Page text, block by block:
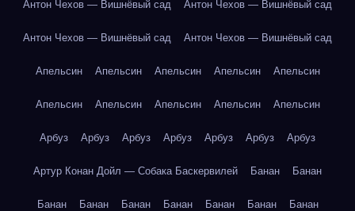
Антон Чехов — Вишнёвый сад Антон Чехов — Вишнёвый сад
Антон Чехов — Вишнёвый сад Антон Чехов — Вишнёвый сад
Апельсин Апельсин Апельсин Апельсин Апельсин
Апельсин Апельсин Апельсин Апельсин Апельсин
Арбуз Арбуз Арбуз Арбуз Арбуз Арбуз Арбуз
Артур Конан Дойл — Собака Баскервилей Банан Банан
Банан Банан Банан Банан Банан Банан Банан